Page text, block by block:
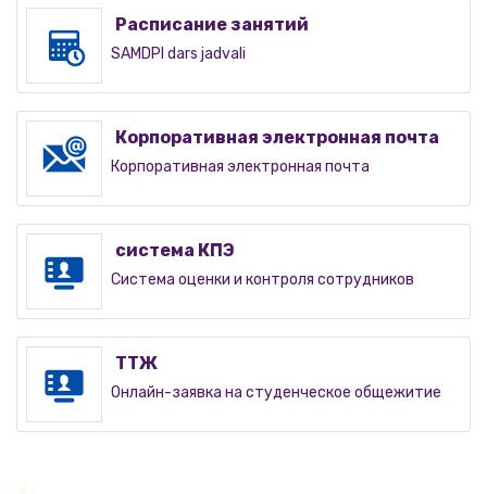
Расписание занятий
SAMDPI dars jadvali
Корпоративная электронная почта
Корпоративная электронная почта
система КПЭ
Система оценки и контроля сотрудников
ТТЖ
Онлайн-заявка на студенческое общежитие